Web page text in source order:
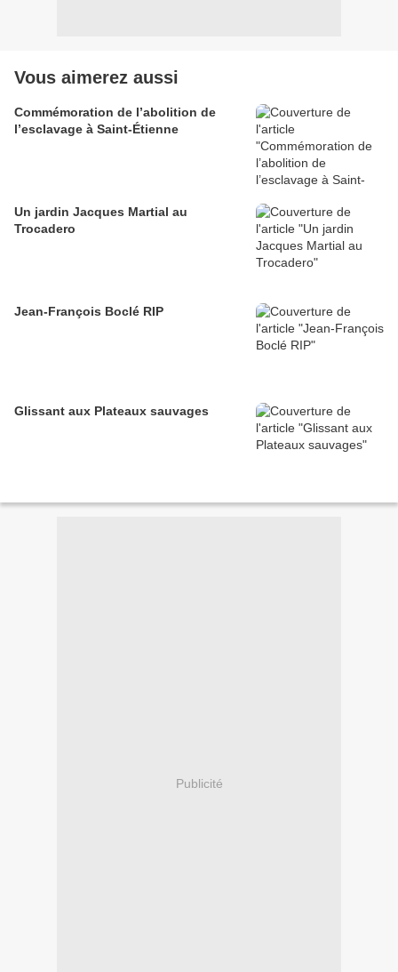
Vous aimerez aussi
Commémoration de l’abolition de
l’esclavage à Saint-Étienne
Un jardin Jacques Martial au
Trocadero
Jean-François Boclé RIP
Glissant aux Plateaux sauvages
Publicité